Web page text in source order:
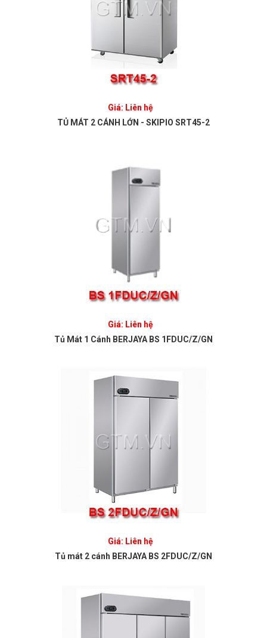
Giá: Liên hệ
TỦ MÁT 2 CÁNH LỚN - SKIPIO SRT45-2
Giá: Liên hệ
Tủ Mát 1 Cánh BERJAYA BS 1FDUC/Z/GN
Giá: Liên hệ
Tủ mát 2 cánh BERJAYA BS 2FDUC/Z/GN